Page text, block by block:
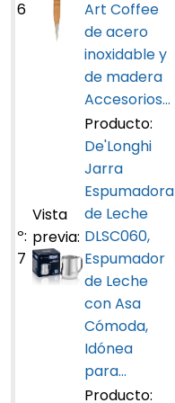
6
Art Coffee
de acero
inoxidable y
de madera
Accesorios...
7
De'Longhi
Jarra
Espumadora
de Leche
DLSC060,
Espumador
de Leche
con Asa
Cómoda,
Idónea
para...